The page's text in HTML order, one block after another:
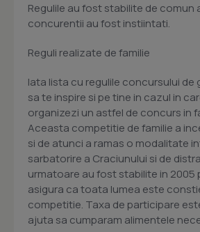
Regulile au fost stabilite de comun
concurentii au fost instiintati.
Reguli realizate de familie
Iata lista cu regulile concursului de
sa te inspire si pe tine in cazul in
organizezi un astfel de concurs in
Aceasta competitie de familie a
si de atunci a ramas o modalitate
sarbatorire a Craciunului si de
urmatoare au fost stabilite in 2005
asigura ca toata lumea este
competitie. Taxa de participare
ajuta sa cumparam alimentele